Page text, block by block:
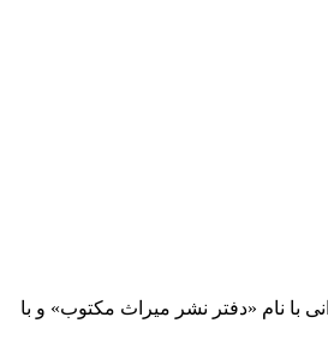
و ایرانی با نام «دفتر نشر میراث مكتوب» و با